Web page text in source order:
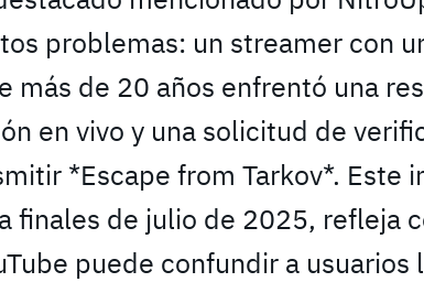
problemas: un streamer con
más de 20 años enfrentó una
en vivo y una solicitud de
*Escape from Tarkov*. Este
finales de julio de 2025, refleja
puede confundir a usuarios